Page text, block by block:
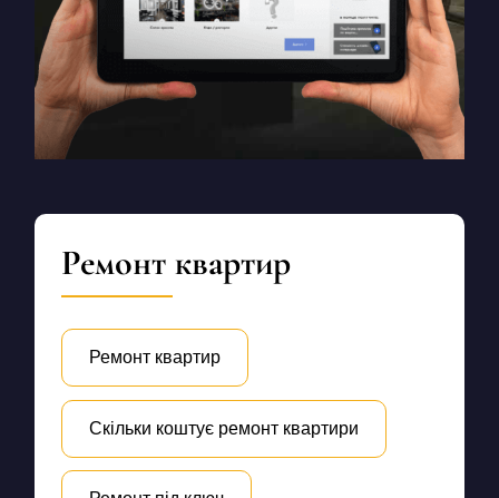
Ремонт квартир
Ремонт квартир
Скільки коштує ремонт квартири